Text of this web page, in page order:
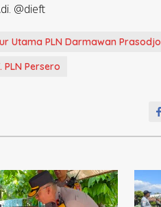
@dieft
Utama PLN Darmawan Prasodjo
PLN Persero